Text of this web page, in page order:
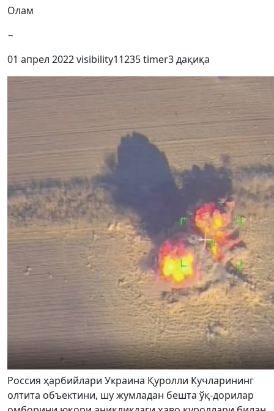
Олам
−
01 апрел 2022visibility11235timer3 дақиқа
Россия ҳарбийлари Украина Қуролли Кучларининг
олтита объектини, шу жумладан бешта ўқ-дорилар